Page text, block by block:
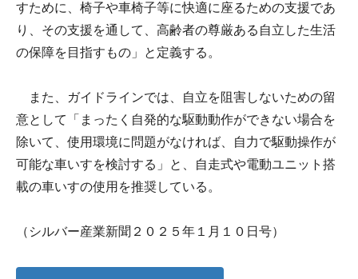
すために、椅子や車椅子等に快適に座るための支援であ
り、その支援を通して、高齢者の尊厳ある自立した生活
の保障を目指すもの」と定義する。
また、ガイドラインでは、自立を阻害しないための留
意として「まったく自発的な駆動動作ができない場合を
除いて、使用環境に問題がなければ、自力で駆動操作が
可能な車いすを検討する」と、自走式や電動ユニット搭
載の車いすの使用を推奨している。
（シルバー産業新聞２０２５年１月１０日号）